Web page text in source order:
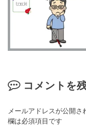
コメントを
メールアドレスが公開さ
欄は必須項目です